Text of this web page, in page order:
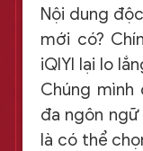
Nội dung
mới có?
iQIYI lại lo
Chúng
đa ngôn ngữ
là có thể